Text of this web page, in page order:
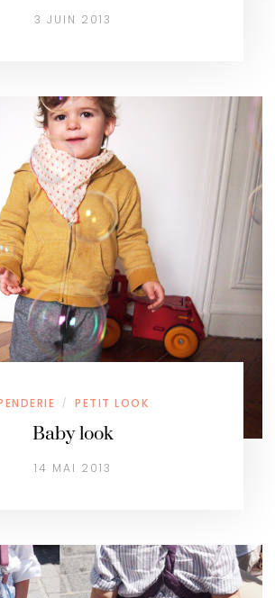
3 JUIN 2013
/ PETIT LOOK
Baby look
14 MAI 2013